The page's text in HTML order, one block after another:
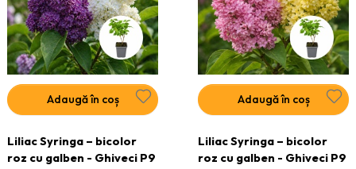
Adaugă în coș
Liliac Syringa – bicolor
roz cu galben - Ghiveci P9
Adaugă în coș
Liliac Syringa – bicolor
roz cu galben - Ghiveci P9